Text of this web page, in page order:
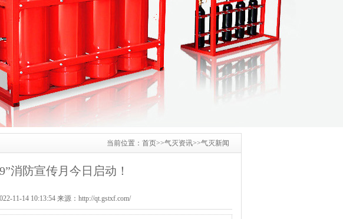
当前位置： 首页>>气灭资讯>>气灭新闻
消防宣传月今日启动！
11-14 10:13:54 来源：http://qt.gstxf.com/